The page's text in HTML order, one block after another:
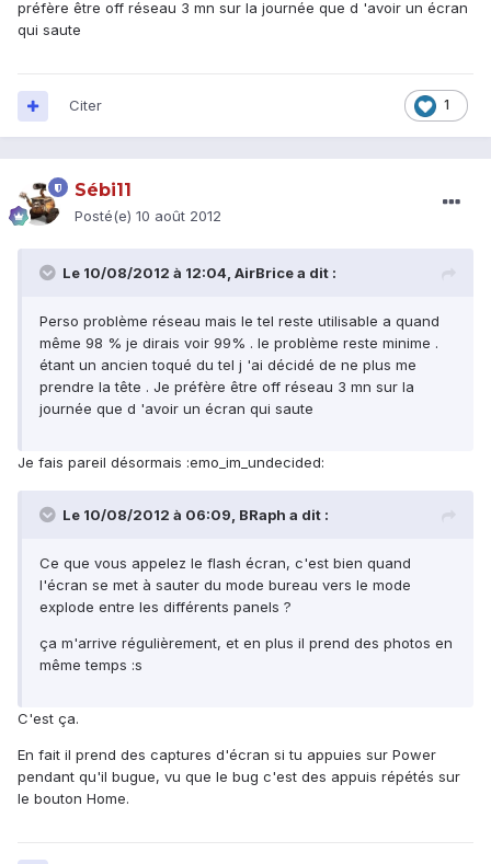
préfère être off réseau 3 mn sur la journée que d 'avoir un écran
qui saute
1
Citer
Sébi11
Posté(e) 10 août 2012
Le 10/08/2012 à 12:04, AirBrice a dit :
Perso problème réseau mais le tel reste utilisable a quand
même 98 % je dirais voir 99% . le problème reste minime .
étant un ancien toqué du tel j 'ai décidé de ne plus me
prendre la tête . Je préfère être off réseau 3 mn sur la
journée que d 'avoir un écran qui saute
Je fais pareil désormais :emo_im_undecided:
Le 10/08/2012 à 06:09, BRaph a dit :
Ce que vous appelez le flash écran, c'est bien quand
l'écran se met à sauter du mode bureau vers le mode
explode entre les différents panels ?
ça m'arrive régulièrement, et en plus il prend des photos en
même temps :s
C'est ça.
En fait il prend des captures d'écran si tu appuies sur Power
pendant qu'il bugue, vu que le bug c'est des appuis répétés sur
le bouton Home.